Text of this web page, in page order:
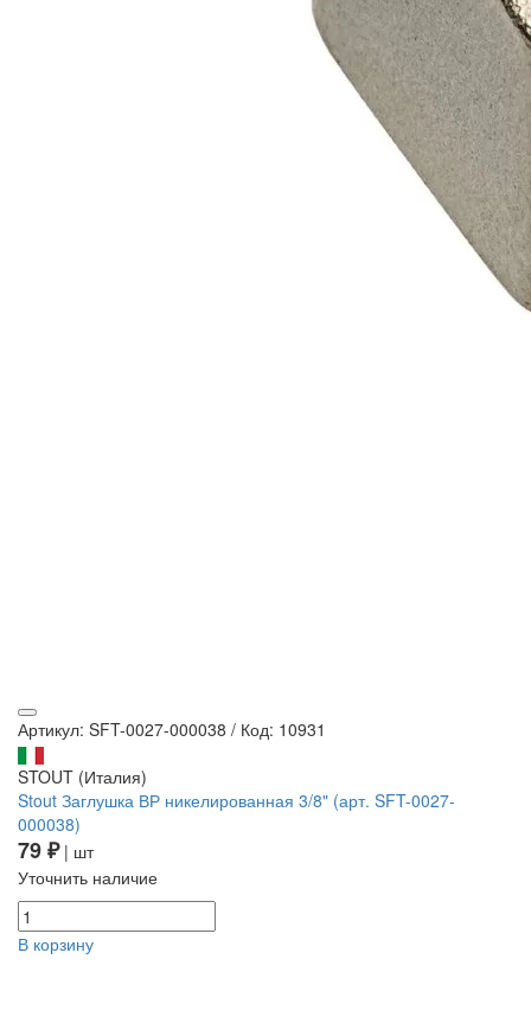
Артикул: SFT-0027-000038 / Код: 10931
STOUT (Италия)
Stout Заглушка ВР никелированная 3/8" (арт. SFT-0027-
000038)
79 ₽| шт
Уточнить наличие
В корзину